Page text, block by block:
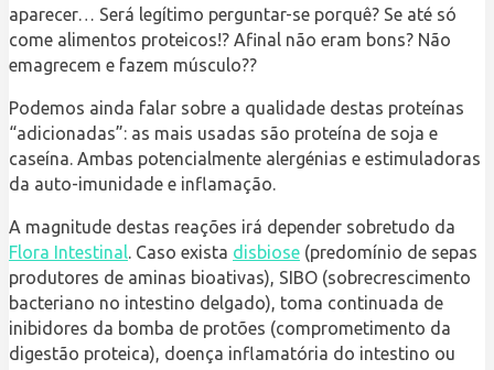
aparecer… Será legítimo perguntar-se porquê? Se até só
come alimentos proteicos!? Afinal não eram bons? Não
emagrecem e fazem músculo??
Podemos ainda falar sobre a qualidade destas proteínas
“adicionadas”: as mais usadas são proteína de soja e
caseína. Ambas potencialmente alergénias e estimuladoras
da auto-imunidade e inflamação.
A magnitude destas reações irá depender sobretudo da
Flora Intestinal. Caso exista disbiose (predomínio de sepas
produtores de aminas bioativas), SIBO (sobrecrescimento
bacteriano no intestino delgado), toma continuada de
inibidores da bomba de protões (comprometimento da
digestão proteica), doença inflamatória do intestino ou